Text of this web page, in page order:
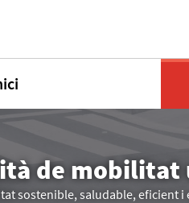
de mobilitat
sostenible, saludable, eficient